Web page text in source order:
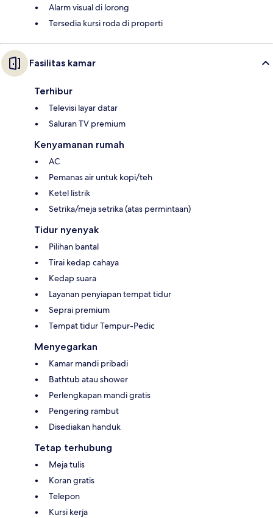
Alarm visual di lorong
Tersedia kursi roda di properti
Fasilitas kamar
Terhibur
Televisi layar datar
Saluran TV premium
Kenyamanan rumah
AC
Pemanas air untuk kopi/teh
Ketel listrik
Setrika/meja setrika (atas permintaan)
Tidur nyenyak
Pilihan bantal
Tirai kedap cahaya
Kedap suara
Layanan penyiapan tempat tidur
Seprai premium
Tempat tidur Tempur-Pedic
Menyegarkan
Kamar mandi pribadi
Bathtub atau shower
Perlengkapan mandi gratis
Pengering rambut
Disediakan handuk
Tetap terhubung
Meja tulis
Koran gratis
Telepon
Kursi kerja